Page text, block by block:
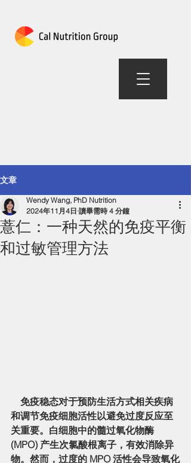
文章
薏仁：一种天然的免疫平衡
和过敏管理方法
Wendy Wang, PhD Nutrition
2024年11月4日 讀畢需時 4 分鐘
和调节免疫细胞活性以避免过度反应至
关重要。白细胞中的髓过氧化物酶
(MPO) 产生次氯酸根离子，有效消除异
物。然而，过度的 MPO 活性会导致氧化